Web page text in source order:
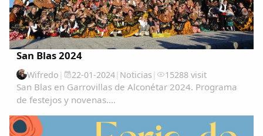
San Blas 2024
Wifredo | 22-01-2024| Noticias | 15288 visit
San Blas en Garrovillas de Alconétar 2024. Programa
de festejos y novenas....
Compartir en Twitter
Copiar enlace